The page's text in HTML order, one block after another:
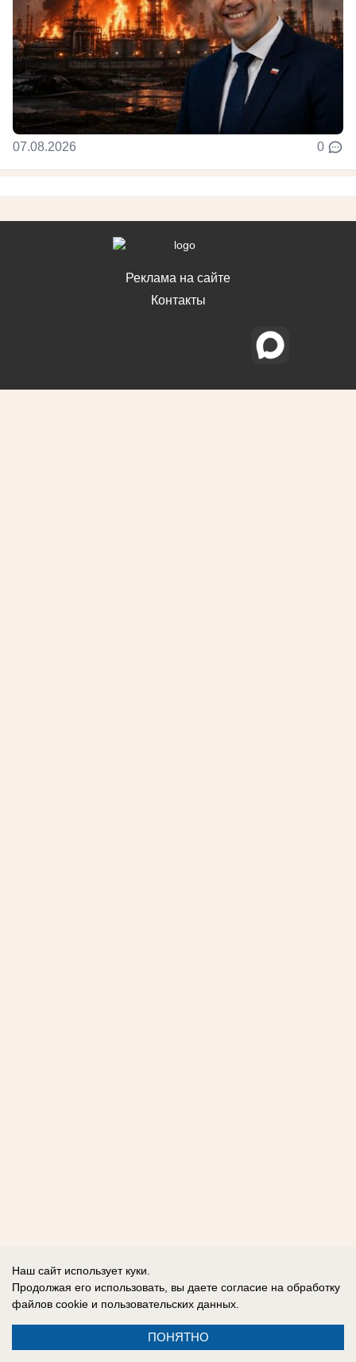
07.08.2026 0
Реклама на сайте
Контакты
Наш сайт использует куки.
Продолжая его использовать, вы даете согласие на обработку
файлов cookie и пользовательских данных.
ПОНЯТНО